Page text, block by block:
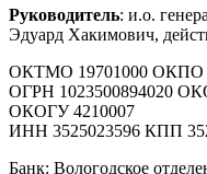
Руководитель: и.о.
Эдуард Хакимович,
ОКТМО 19701000 ОКПО
ОГРН 1023500894020
ОКОГУ 4210007
ИНН 3525023596 КПП
Банк: Вологодское